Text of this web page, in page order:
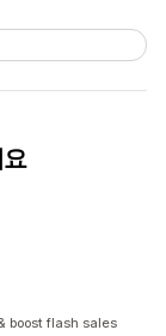
boost flash sales